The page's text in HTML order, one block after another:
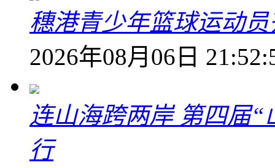
穗港青少年篮球运动
2026年08月06日
连山海跨两岸 第四届
行